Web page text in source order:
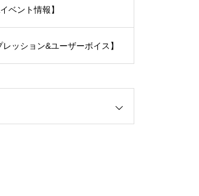
ベント情報】
レッション&ユーザーボイス】